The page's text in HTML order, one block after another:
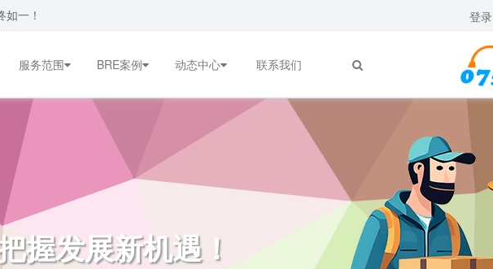
一！ 登录
服务范围 BRE案例 动态中心 联系我们
握发展新机遇！